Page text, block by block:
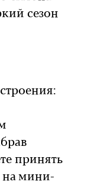
сезон
принять
на мини-